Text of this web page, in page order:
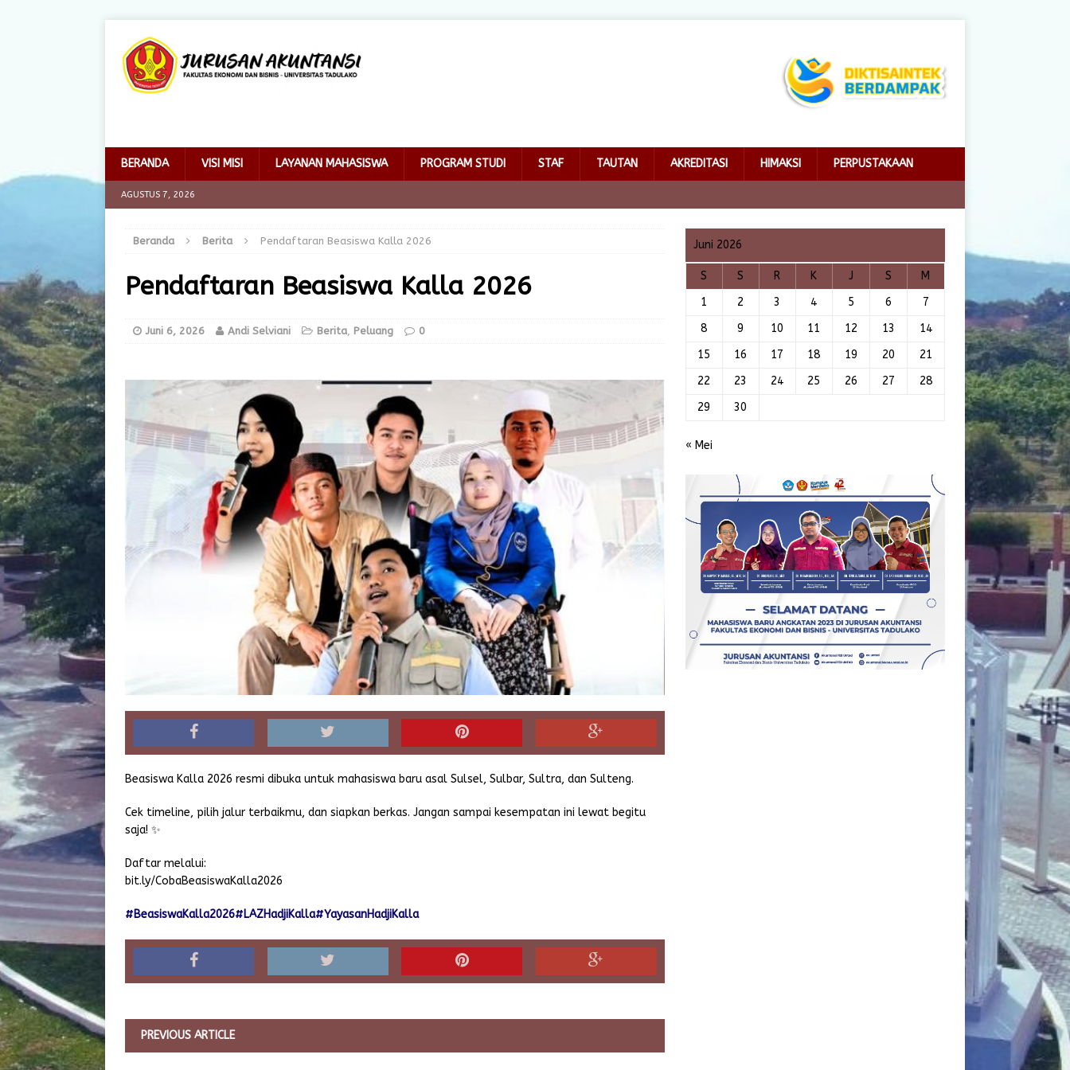
BERANDA VISI MISI LAYANAN MAHASISWA PROGRAM STUDI STAF TAUTAN AKREDITASI HIMAKSI PERPUSTAKAAN
AGUSTUS 7, 2026
Beranda Berita Pendaftaran Beasiswa Kalla 2026
Pendaftaran Beasiswa Kalla 2026
Juni 6, 2026 Andi Selviani Berita, Peluang 0
Beasiswa Kalla 2026 resmi dibuka untuk mahasiswa baru asal Sulsel, Sulbar, Sultra, dan Sulteng.
Cek timeline, pilih jalur terbaikmu, dan siapkan berkas. Jangan sampai kesempatan ini lewat begitu
saja! ✨
Daftar melalui:
bit.ly/CobaBeasiswaKalla2026
#BeasiswaKalla2026#LAZHadjiKalla#YayasanHadjiKalla
PREVIOUS ARTICLE
Juni 2026
S S R K J S
M
1
2 3 4 5 6
7
8
9 10 11 12 13
14
15
16 17 18 19 20
21
22
23 24 25 26 27
28
29
30
« Mei